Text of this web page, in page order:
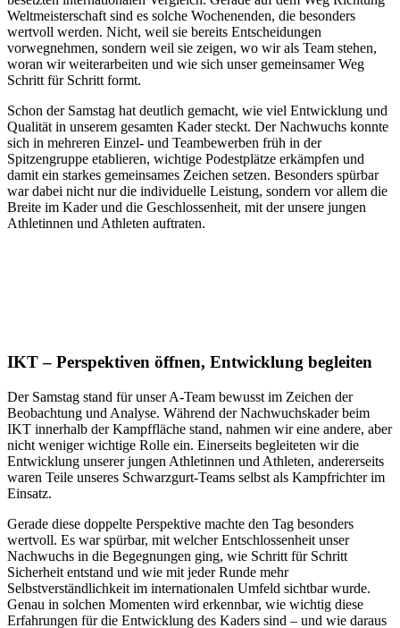
Weltmeisterschaft sind es solche Wochenenden, die besonders
wertvoll werden. Nicht, weil sie bereits Entscheidungen
vorwegnehmen, sondern weil sie zeigen, wo wir als Team stehen,
woran wir weiterarbeiten und wie sich unser gemeinsamer Weg
Schritt für Schritt formt.
Schon der Samstag hat deutlich gemacht, wie viel Entwicklung und
Qualität in unserem gesamten Kader steckt. Der Nachwuchs konnte
sich in mehreren Einzel- und Teambewerben früh in der
Spitzengruppe etablieren, wichtige Podestplätze erkämpfen und
damit ein starkes gemeinsames Zeichen setzen. Besonders spürbar
war dabei nicht nur die individuelle Leistung, sondern vor allem die
Breite im Kader und die Geschlossenheit, mit der unsere jungen
Athletinnen und Athleten auftraten.
IKT – Perspektiven öffnen, Entwicklung begleiten
Der Samstag stand für unser A-Team bewusst im Zeichen der
Beobachtung und Analyse. Während der Nachwuchskader beim
IKT innerhalb der Kampffläche stand, nahmen wir eine andere, aber
nicht weniger wichtige Rolle ein. Einerseits begleiteten wir die
Entwicklung unserer jungen Athletinnen und Athleten, andererseits
waren Teile unseres Schwarzgurt-Teams selbst als Kampfrichter im
Einsatz.
Gerade diese doppelte Perspektive machte den Tag besonders
wertvoll. Es war spürbar, mit welcher Entschlossenheit unser
Nachwuchs in die Begegnungen ging, wie Schritt für Schritt
Sicherheit entstand und wie mit jeder Runde mehr
Selbstverständlichkeit im internationalen Umfeld sichtbar wurde.
Genau in solchen Momenten wird erkennbar, wie wichtig diese
Erfahrungen für die Entwicklung des Kaders sind – und wie daraus